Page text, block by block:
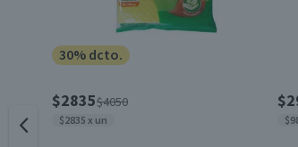
30% dcto.
$2835$4050
$2835 x un